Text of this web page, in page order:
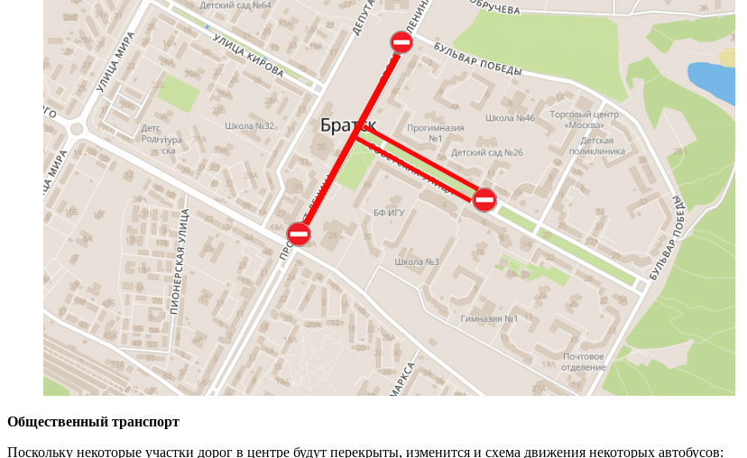
Общественный транспорт
Поскольку некоторые участки дорог в центре будут перекрыты, изменится и схема движения некоторых автобусов: